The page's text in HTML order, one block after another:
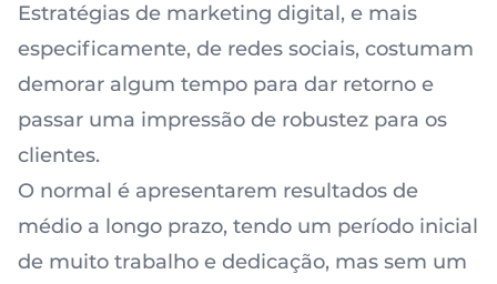
Estratégias de marketing digital, e mais
especificamente, de redes sociais, costumam
demorar algum tempo para dar retorno e
passar uma impressão de robustez para os
clientes.
O normal é apresentarem resultados de
médio a longo prazo, tendo um período inicial
de muito trabalho e dedicação, mas sem um